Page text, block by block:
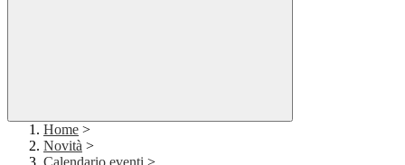
Home >
Novità >